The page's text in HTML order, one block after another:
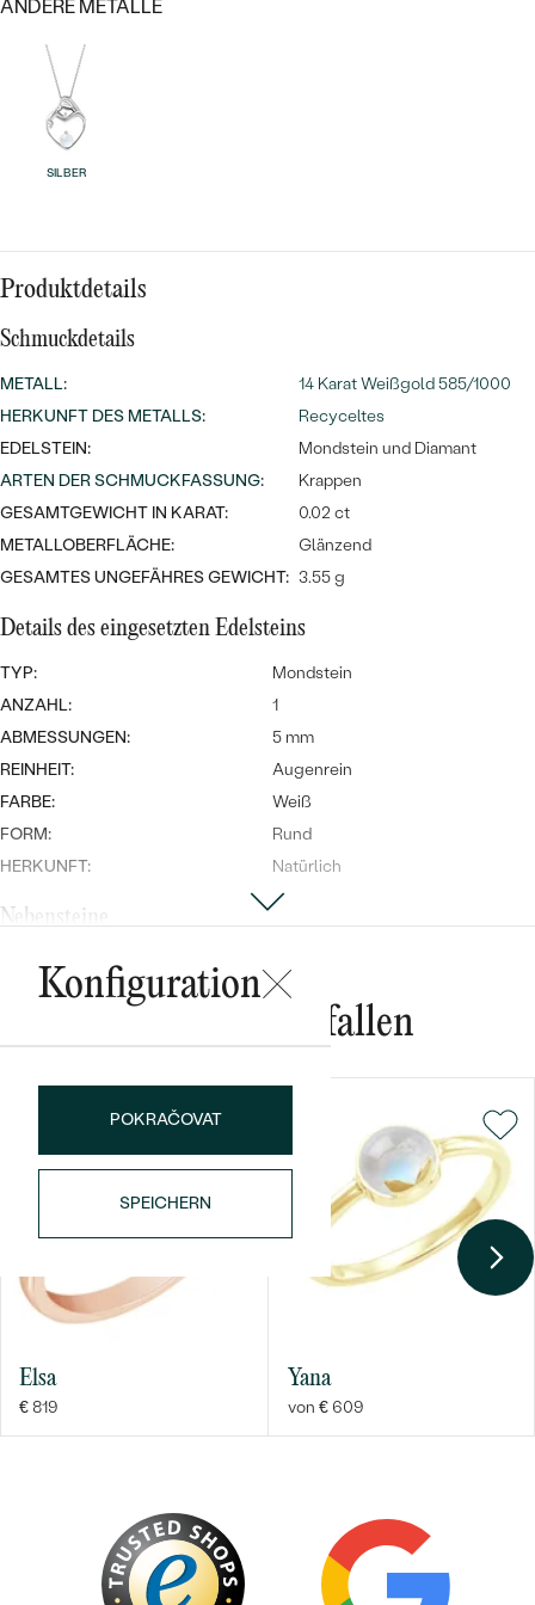
Wave Kollektion
ANSEHEN
NACH DER FARBE
NACH DER FORM
MASSGEFERTIGTER
Bestseller
Ohrrinnge
Personalisierte
Meistverkaufte
Ringe
ANDERE METALLE
SILBER
Produktdetails
Schmuckdetails
METALL:
14 Karat Weißgold 585/1000
HERKUNFT DES METALLS:
Recyceltes
EDELSTEIN:
Mondstein und Diamant
ARTEN DER SCHMUCKFASSUNG:
Krappen
GESAMTGEWICHT IN KARAT:
0.02 ct
METALLOBERFLÄCHE:
Glänzend
GESAMTES UNGEFÄHRES GEWICHT: 3.55 g
Details des eingesetzten Edelsteins
TYP:
Mondstein
ANZAHL:
1
ABMESSUNGEN:
5 mm
REINHEIT:
Augenrein
FARBE:
Weiß
FORM:
Rund
HERKUNFT:
Natürlich
Nebensteine
ANZAHL:
1
FORM:
Rund
FARBE:
G-H
Konfiguration
POKRAČOVAT
SPEICHERN
Das könnte Ihnen gefallen
Elsa
€ 819
Yana
von € 609